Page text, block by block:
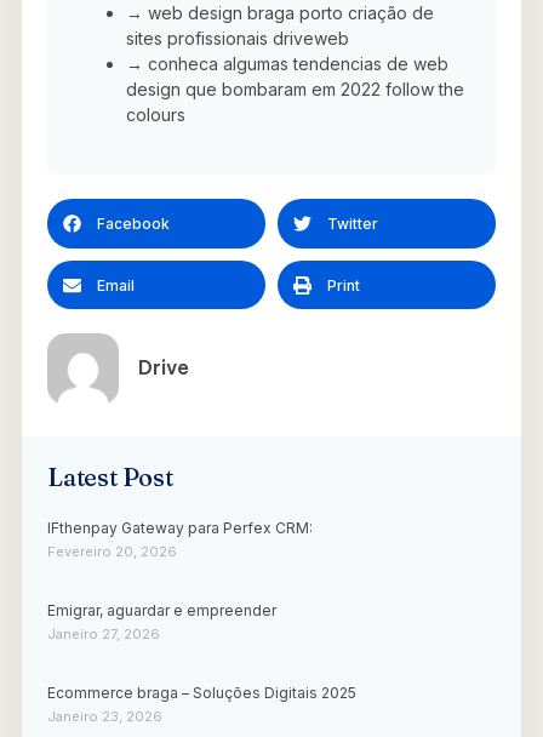
→ web design braga porto criação de
sites profissionais driveweb
→ conheca algumas tendencias de web
design que bombaram em 2022 follow the
colours
Facebook Twitter
Email Print
Drive
Latest Post
IFthenpay Gateway para Perfex CRM:
Fevereiro 20, 2026
Emigrar, aguardar e empreender
Janeiro 27, 2026
Ecommerce braga – Soluções Digitais 2025
Janeiro 23, 2026